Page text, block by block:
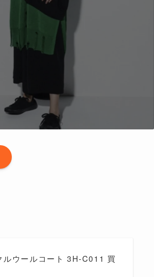
ウールコート 3H-C011 買